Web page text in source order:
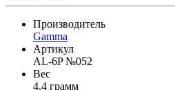
Производитель
Gamma
Артикул
AL-6P №052
Вес
4,4 грамм